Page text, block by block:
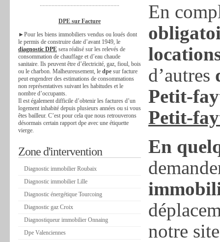
......................................................
DPE sur Facture
►Pour les biens immobiliers vendus ou loués dont
le permis de construire date d’avant 1949, le
diagnostic DPE sera réalisé sur les relevés de
consommation de chauffage et d’eau chaude
sanitaire. Ils peuvent être d’électricité, gaz, fioul, bois
ou le charbon. Malheureusement, le dpe sur facture
peut engendrer des estimations de consommations
non représentatives suivant les habitudes et le
nombre d’occupants.
Il est également difficile d’obtenir les factures d’un
logement inhabité depuis plusieurs années ou si vous
êtes bailleur. C’est pour cela que nous retrouverons
désormais certain rapport dpe avec une étiquette
vierge.
Zone d'intervention
Diagnostic immobilier Roubaix
Diagnostic immobilier Lille
Diagnostic énergétique Tourcoing
Diagnostic gaz Croix
Diagnostiqueur immobilier Onnaing
Dpe Valenciennes
En
d’autres
Petit-
Petit-
En
notre